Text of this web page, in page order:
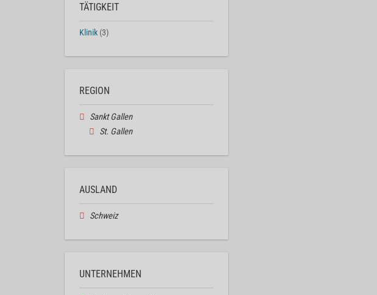
TÄTIGKEIT
Klinik (3)
REGION
Sankt Gallen
St. Gallen
AUSLAND
Schweiz
UNTERNEHMEN